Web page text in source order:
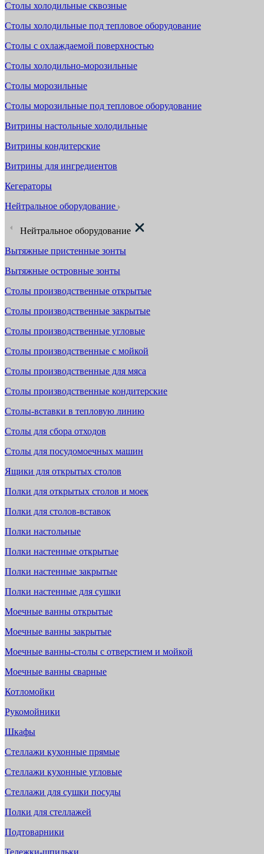
Столы холодильные сквозные
Столы холодильные под тепловое оборудование
Столы с охлаждаемой поверхностью
Столы холодильно-морозильные
Столы морозильные
Столы морозильные под тепловое оборудование
Витрины настольные холодильные
Витрины кондитерские
Витрины для ингредиентов
Кегераторы
Нейтральное оборудование
Нейтральное оборудование
Вытяжные пристенные зонты
Вытяжные островные зонты
Столы производственные открытые
Столы производственные закрытые
Столы производственные угловые
Столы производственные с мойкой
Столы производственные для мяса
Столы производственные кондитерские
Столы-вставки в тепловую линию
Столы для сбора отходов
Столы для посудомоечных машин
Ящики для открытых столов
Полки для открытых столов и моек
Полки для столов-вставок
Полки настольные
Полки настенные открытые
Полки настенные закрытые
Полки настенные для сушки
Моечные ванны открытые
Моечные ванны закрытые
Моечные ванны-столы с отверстием и мойкой
Моечные ванны сварные
Котломойки
Рукомойники
Шкафы
Стеллажи кухонные прямые
Стеллажи кухонные угловые
Стеллажи для сушки посуды
Полки для стеллажей
Подтоварники
Тележки-шпильки